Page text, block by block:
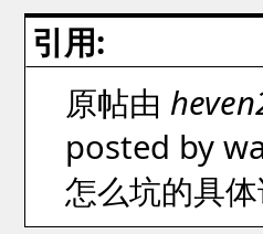
引用:
原帖由
posted by
怎么坑的具